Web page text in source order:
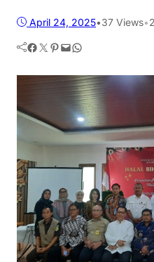
April 24, 2025•37 Views•
Facebook Twitter Pinterest Mail WhatsApp